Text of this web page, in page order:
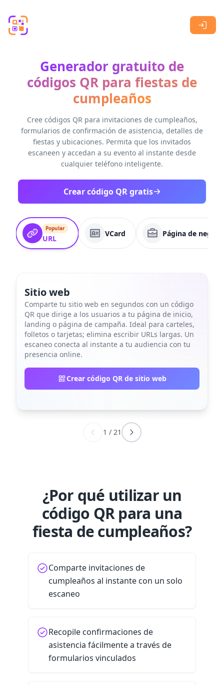
Generador gratuito de
códigos QR para fiestas de
cumpleaños
Cree códigos QR para invitaciones de cumpleaños,
formularios de confirmación de asistencia, detalles de
fiestas y ubicaciones. Permita que los invitados
escaneen y accedan a su evento al instante desde
cualquier teléfono inteligente.
Crear código QR gratis
Popular
URL
VCard Página de
Sitio web
Comparte tu sitio web en segundos con un código
QR que dirige a los usuarios a tu página de inicio,
landing o página de campaña. Ideal para carteles,
folletos o tarjetas; elimina escribir URLs largas. Un
escaneo conecta al instante a tu audiencia con tu
presencia online.
Crear código QR de sitio web
1 / 21
¿Por qué utilizar un
código QR para una
fiesta de cumpleaños?
Comparte invitaciones de
cumpleaños al instante con un solo
escaneo
Recopile confirmaciones de
asistencia fácilmente a través de
formularios vinculados